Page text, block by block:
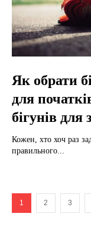
Як обрати
для
бігунів для
Кожен, хто хоч раз
правильного...
1 2 3